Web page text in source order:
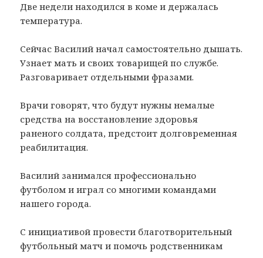
Две недели находился в коме и держалась
температура.
Сейчас Василий начал самостоятельно дышать.
Узнает мать и своих товарищей по службе.
Разговаривает отдельными фразами.
Врачи говорят, что будут нужны немалые
средства на восстановление здоровья
раненого солдата, предстоит долговременная
реабилитация.
Василий занимался профессионально
футболом и играл со многими командами
нашего города.
С инициативой провести благотворительный
футбольный матч и помочь родственникам